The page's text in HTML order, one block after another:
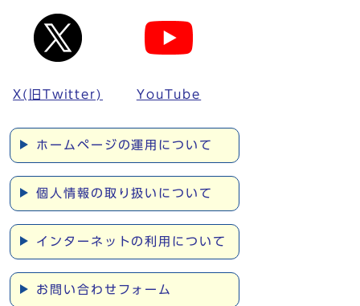
X(旧Twitter) YouTube
ホームページの運用について
個人情報の取り扱いについて
インターネットの利用について
お問い合わせフォーム